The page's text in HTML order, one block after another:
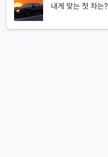
내게 맞는 첫 차는?